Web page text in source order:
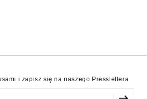
i zapisz się na naszego Presslettera